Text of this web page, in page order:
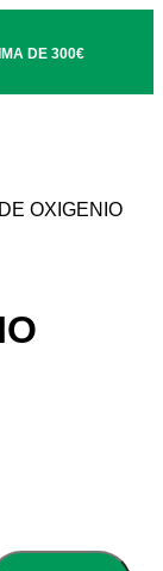
DE 300€
OXIGENIO